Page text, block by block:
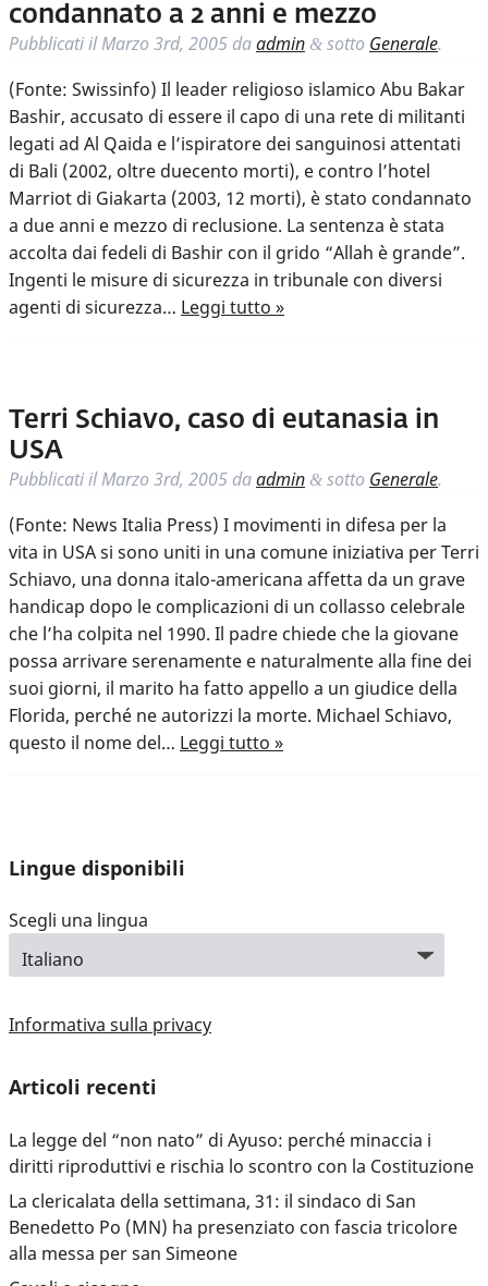
condannato a 2 anni e mezzo
Pubblicati ilMarzo 3rd, 2005 daadmin & sotto Generale.
(Fonte: Swissinfo) Il leader religioso islamico Abu Bakar
Bashir, accusato di essere il capo di una rete di militanti
legati ad Al Qaida e l’ispiratore dei sanguinosi attentati
di Bali (2002, oltre duecento morti), e contro l’hotel
Marriot di Giakarta (2003, 12 morti), è stato condannato
a due anni e mezzo di reclusione. La sentenza è stata
accolta dai fedeli di Bashir con il grido “Allah è grande”.
Ingenti le misure di sicurezza in tribunale con diversi
agenti di sicurezza… Leggi tutto »
Terri Schiavo, caso di eutanasia in
USA
Pubblicati ilMarzo 3rd, 2005 daadmin & sotto Generale.
(Fonte: News Italia Press) I movimenti in difesa per la
vita in USA si sono uniti in una comune iniziativa per Terri
Schiavo, una donna italo-americana affetta da un grave
handicap dopo le complicazioni di un collasso celebrale
che l’ha colpita nel 1990. Il padre chiede che la giovane
possa arrivare serenamente e naturalmente alla fine dei
suoi giorni, il marito ha fatto appello a un giudice della
Florida, perché ne autorizzi la morte. Michael Schiavo,
questo il nome del… Leggi tutto »
Lingue disponibili
Scegli una lingua
Informativa sulla privacy
Articoli recenti
La legge del “non nato” di Ayuso: perché minaccia i
diritti riproduttivi e rischia lo scontro con la Costituzione
La clericalata della settimana, 31: il sindaco di San
Benedetto Po (MN) ha presenziato con fascia tricolore
alla messa per san Simeone